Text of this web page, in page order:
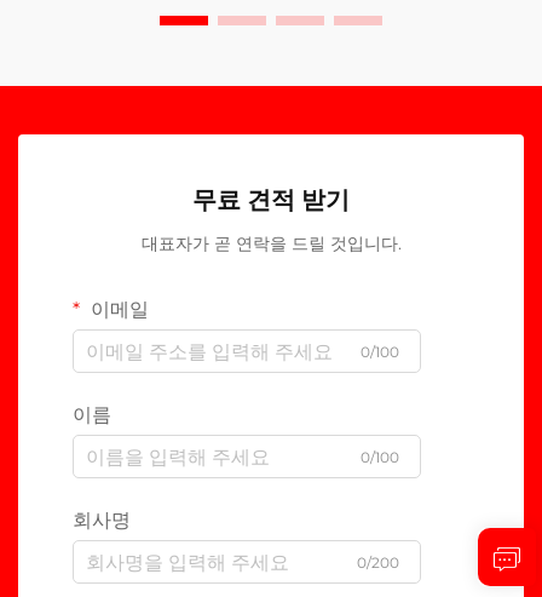
무료 견적 받기
대표자가 곧 연락을 드릴 것입니다.
이메일
0/100
이름
0/100
회사명
0/200